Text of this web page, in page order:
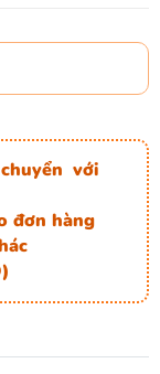
với
đơn hàng